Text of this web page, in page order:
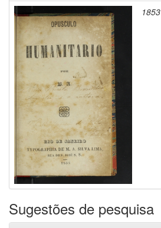
1853
Sugestões de pesquisa